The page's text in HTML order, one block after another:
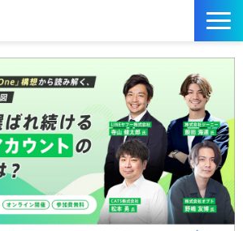
記事
お役立ち資料
イベント
サービス／ツール